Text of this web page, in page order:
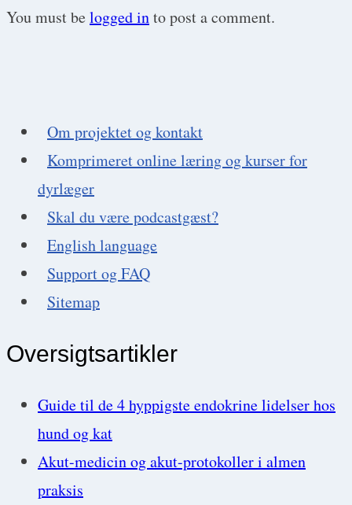
You must belogged into post a comment.
Om projektet og kontakt
Komprimeret online læring og kurser for
dyrlæger
Skal du være podcastgæst?
English language
Support og FAQ
Sitemap
Oversigtsartikler
Guide til de 4 hyppigste endokrine lidelser hos
hund og kat
Akut-medicin og akut-protokoller i almen
praksis